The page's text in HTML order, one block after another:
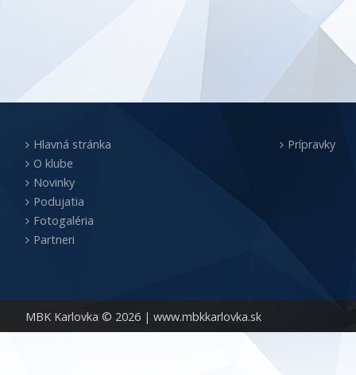
MBK Karlovka © 2026 | www.mbkkarlovka.sk
Hlavná stránka
O klube
Novinky
Podujatia
Fotogaléria
Partneri
Prípravky